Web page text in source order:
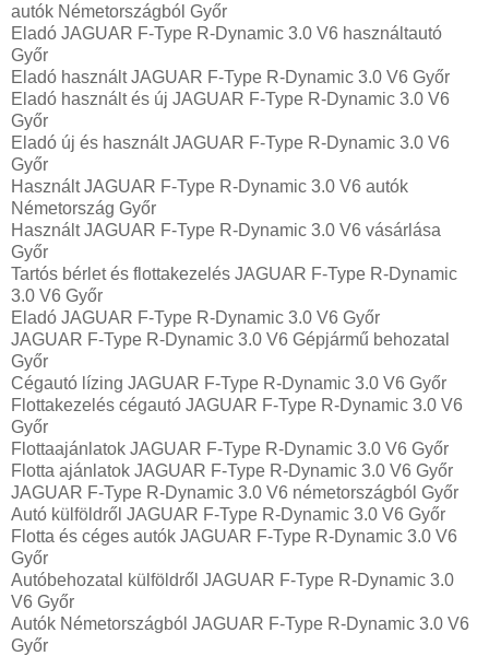
autók Németországból Győr
Eladó JAGUAR F-Type R-Dynamic 3.0 V6 használtautó
Győr
Eladó használt JAGUAR F-Type R-Dynamic 3.0 V6 Győr
Eladó használt és új JAGUAR F-Type R-Dynamic 3.0 V6
Győr
Eladó új és használt JAGUAR F-Type R-Dynamic 3.0 V6
Győr
Használt JAGUAR F-Type R-Dynamic 3.0 V6 autók
Németország Győr
Használt JAGUAR F-Type R-Dynamic 3.0 V6 vásárlása
Győr
Tartós bérlet és flottakezelés JAGUAR F-Type R-Dynamic
3.0 V6 Győr
Eladó JAGUAR F-Type R-Dynamic 3.0 V6 Győr
JAGUAR F-Type R-Dynamic 3.0 V6 Gépjármű behozatal‎
Győr
Cégautó lízing JAGUAR F-Type R-Dynamic 3.0 V6 Győr
Flottakezelés cégautó JAGUAR F-Type R-Dynamic 3.0 V6
Győr
Flottaajánlatok JAGUAR F-Type R-Dynamic 3.0 V6 Győr
Flotta ajánlatok JAGUAR F-Type R-Dynamic 3.0 V6 Győr
JAGUAR F-Type R-Dynamic 3.0 V6 németországból Győr
Autó külföldről JAGUAR F-Type R-Dynamic 3.0 V6 Győr
Flotta és céges autók JAGUAR F-Type R-Dynamic 3.0 V6
Győr
Autóbehozatal külföldről JAGUAR F-Type R-Dynamic 3.0
V6 Győr
Autók Németországból‎ JAGUAR F-Type R-Dynamic 3.0 V6
Győr